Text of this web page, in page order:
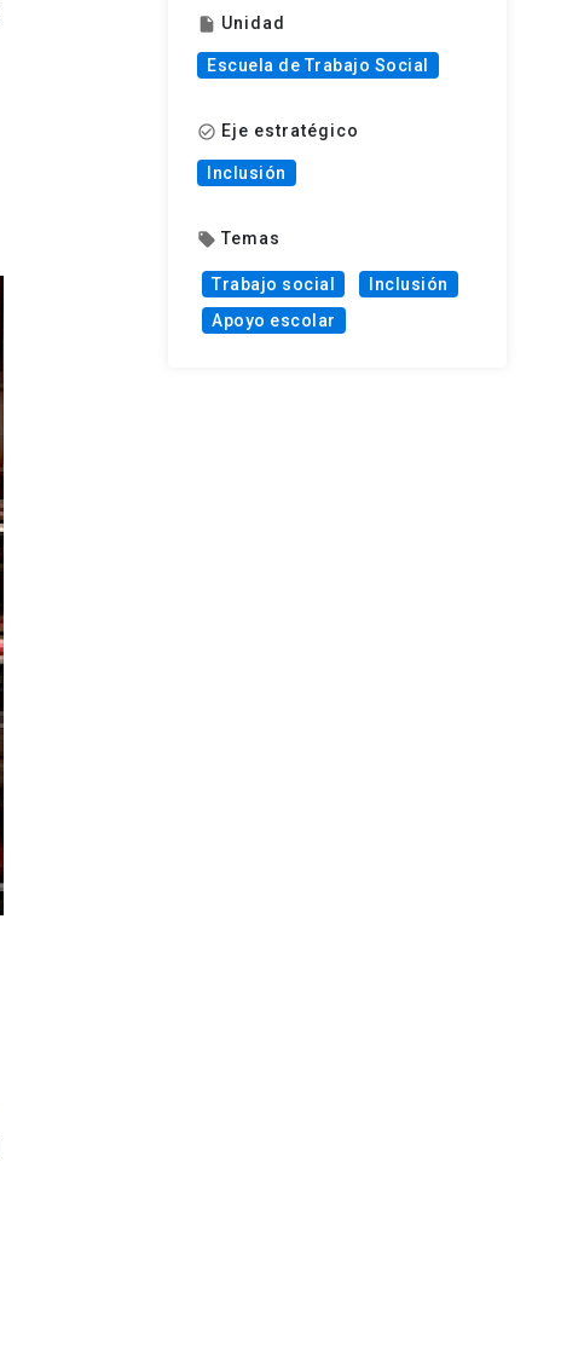
insert_drive_file Unidad
Escuela de Trabajo Social
check_circle_outline Eje estratégico
Inclusión
local_offer Temas
Trabajo social
Inclusión
Apoyo escolar